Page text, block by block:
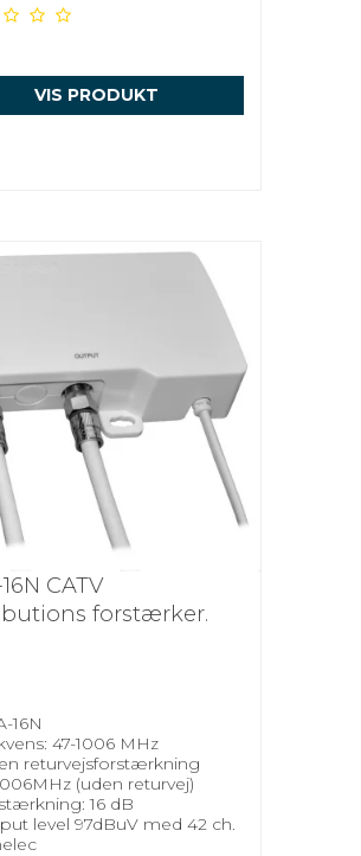
VIS PRODUKT
CATV
forstærker.
16N
47-1006 MHz
returvejsforstærkning
(uden returvej)
16 dB
level 97dBuV med 42 ch.